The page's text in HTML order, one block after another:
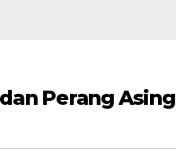
Perang Asing